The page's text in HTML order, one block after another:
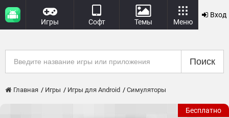
Игры Софт Темы Меню
Вход
Поиск
Главная Игры Игры для Android Симуляторы
Бесплатно